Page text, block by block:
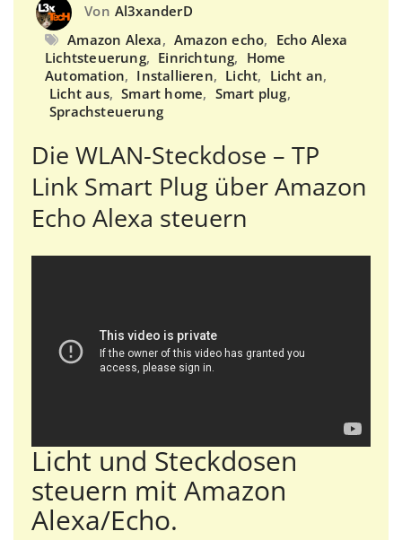
Von Al3xanderD
Amazon Alexa, Amazon echo, Echo Alexa
Lichtsteuerung, Einrichtung, Home
Automation, Installieren, Licht, Licht an,
Licht aus, Smart home, Smart plug,
Sprachsteuerung
Die WLAN-Steckdose – TP
Link Smart Plug über Amazon
Echo Alexa steuern
Licht und Steckdosen
steuern mit Amazon
Alexa/Echo.